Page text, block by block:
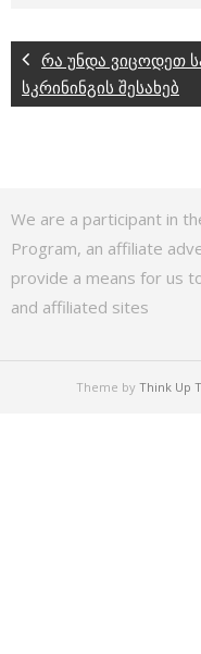
რა უნდა ვიცოდეთ
სკრინინგის შესახებ
We are a participant in
Program, an affiliate
provide a means for us
and affiliated sites
Theme by Think Up